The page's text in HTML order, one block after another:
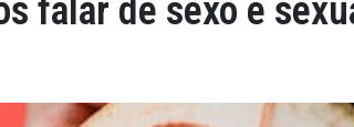
falar de sexo e